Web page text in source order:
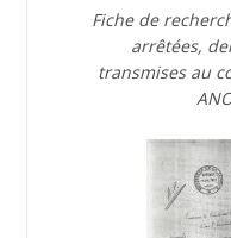
Fiche de
arrêtées,
transmises au